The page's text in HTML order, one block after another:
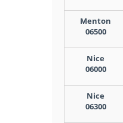
Menton
06500
Nice
06000
Nice
06300